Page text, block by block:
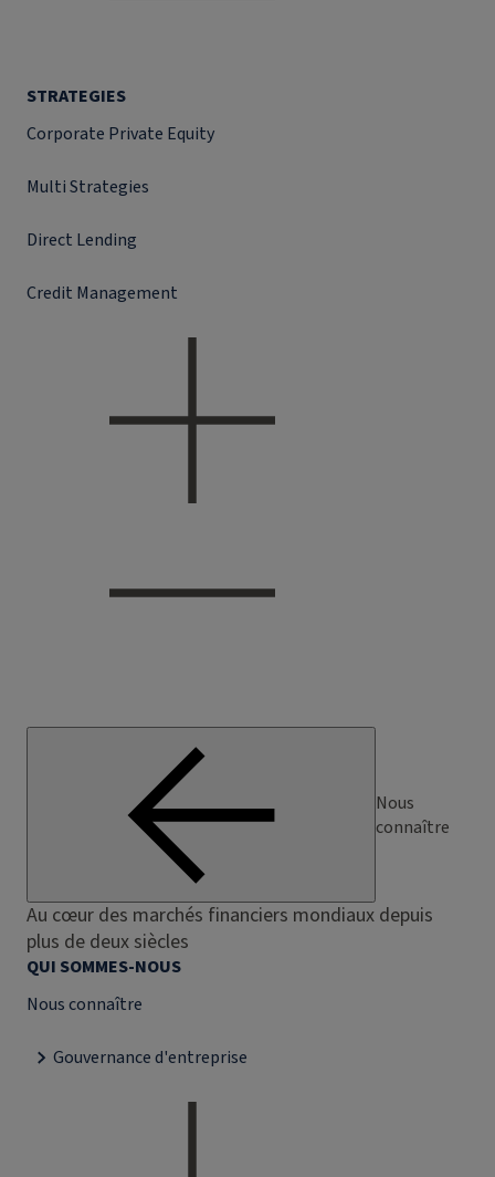
STRATEGIES
Corporate Private Equity
Multi Strategies
Direct Lending
Credit Management
Nous
connaître
Au cœur des marchés financiers mondiaux depuis
plus de deux siècles
QUI SOMMES-NOUS
Nous connaître
Gouvernance d'entreprise